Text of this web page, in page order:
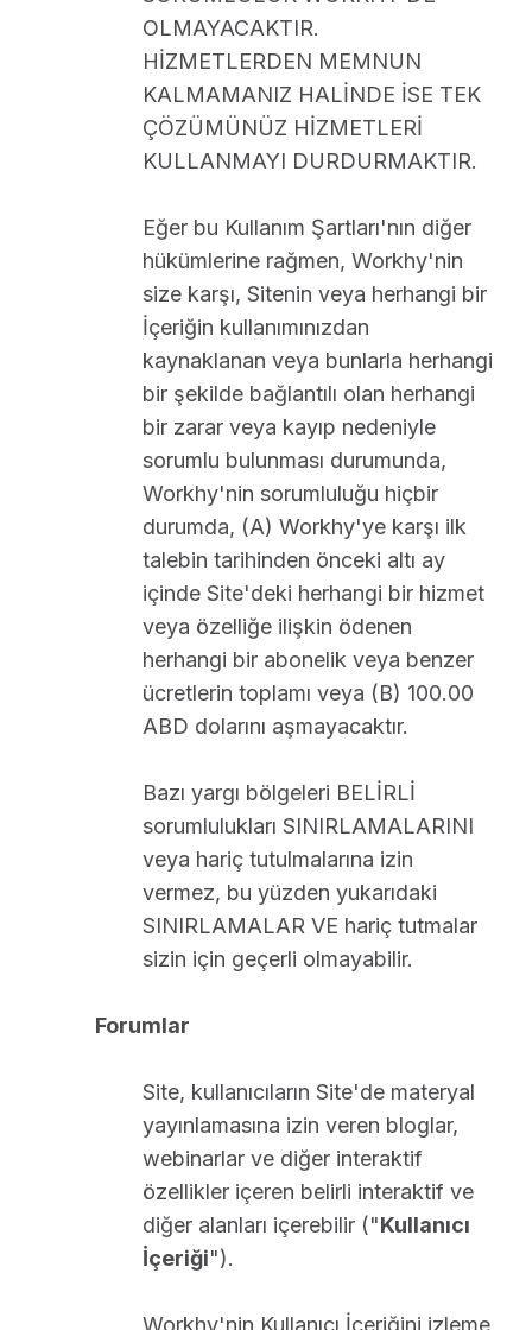
OLMAYACAKTIR.
HİZMETLERDEN MEMNUN
KALMAMANIZ HALİNDE İSE TEK
ÇÖZÜMÜNÜZ HİZMETLERİ
KULLANMAYI DURDURMAKTIR.
Eğer bu Kullanım Şartları'nın diğer
hükümlerine rağmen, Workhy'nin
size karşı, Sitenin veya herhangi bir
İçeriğin kullanımınızdan
kaynaklanan veya bunlarla herhangi
bir şekilde bağlantılı olan herhangi
bir zarar veya kayıp nedeniyle
sorumlu bulunması durumunda,
Workhy'nin sorumluluğu hiçbir
durumda, (A) Workhy'ye karşı ilk
talebin tarihinden önceki altı ay
içinde Site'deki herhangi bir hizmet
veya özelliğe ilişkin ödenen
herhangi bir abonelik veya benzer
ücretlerin toplamı veya (B) 100.00
ABD dolarını aşmayacaktır.
Bazı yargı bölgeleri BELİRLİ
sorumlulukları SINIRLAMALARINI
veya hariç tutulmalarına izin
vermez, bu yüzden yukarıdaki
SINIRLAMALAR VE hariç tutmalar
sizin için geçerli olmayabilir.
Forumlar
Site, kullanıcıların Site'de materyal
yayınlamasına izin veren bloglar,
webinarlar ve diğer interaktif
özellikler içeren belirli interaktif ve
diğer alanları içerebilir ("Kullanıcı
İçeriği").
Workhy'nin Kullanıcı İçeriğini izleme